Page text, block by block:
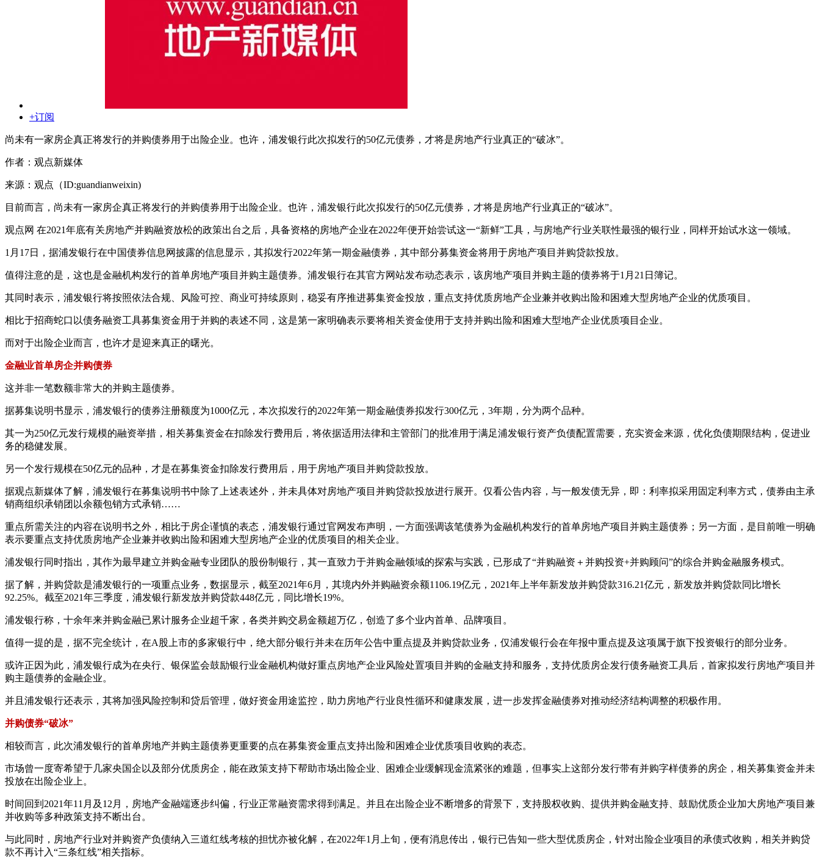
+订阅
尚未有一家房企真正将发行的并购债券用于出险企业。也许，浦发银行此次拟发行的50亿元债券，才将是房地产行业真正的“破冰”。
作者：观点新媒体
来源：观点（ID:guandianweixin)
目前而言，尚未有一家房企真正将发行的并购债券用于出险企业。也许，浦发银行此次拟发行的50亿元债券，才将是房地产行业真正的“破冰”。
观点网 在2021年底有关房地产并购融资放松的政策出台之后，具备资格的房地产企业在2022年便开始尝试这一“新鲜”工具，与房地产行业关联性最强的银行业，同样开始试水这一领域。
1月17日，据浦发银行在中国债券信息网披露的信息显示，其拟发行2022年第一期金融债券，其中部分募集资金将用于房地产项目并购贷款投放。
值得注意的是，这也是金融机构发行的首单房地产项目并购主题债券。浦发银行在其官方网站发布动态表示，该房地产项目并购主题的债券将于1月21日簿记。
其同时表示，浦发银行将按照依法合规、风险可控、商业可持续原则，稳妥有序推进募集资金投放，重点支持优质房地产企业兼并收购出险和困难大型房地产企业的优质项目。
相比于招商蛇口以债务融资工具募集资金用于并购的表述不同，这是第一家明确表示要将相关资金使用于支持并购出险和困难大型地产企业优质项目企业。
而对于出险企业而言，也许才是迎来真正的曙光。
金融业首单房企并购债券
这并非一笔数额非常大的并购主题债券。
据募集说明书显示，浦发银行的债券注册额度为1000亿元，本次拟发行的2022年第一期金融债券拟发行300亿元，3年期，分为两个品种。
其一为250亿元发行规模的融资举措，相关募集资金在扣除发行费用后，将依据适用法律和主管部门的批准用于满足浦发银行资产负债配置需要，充实资金来源，优化负债期限结构，促进业
务的稳健发展。
另一个发行规模在50亿元的品种，才是在募集资金扣除发行费用后，用于房地产项目并购贷款投放。
据观点新媒体了解，浦发银行在募集说明书中除了上述表述外，并未具体对房地产项目并购贷款投放进行展开。仅看公告内容，与一般发债无异，即：利率拟采用固定利率方式，债券由主承
销商组织承销团以余额包销方式承销……
重点所需关注的内容在说明书之外，相比于房企谨慎的表态，浦发银行通过官网发布声明，一方面强调该笔债券为金融机构发行的首单房地产项目并购主题债券；另一方面，是目前唯一明确
表示要重点支持优质房地产企业兼并收购出险和困难大型房地产企业的优质项目的相关企业。
浦发银行同时指出，其作为最早建立并购金融专业团队的股份制银行，其一直致力于并购金融领域的探索与实践，已形成了“并购融资＋并购投资+并购顾问”的综合并购金融服务模式。
据了解，并购贷款是浦发银行的一项重点业务，数据显示，截至2021年6月，其境内外并购融资余额1106.19亿元，2021年上半年新发放并购贷款316.21亿元，新发放并购贷款同比增长
92.25%。截至2021年三季度，浦发银行新发放并购贷款448亿元，同比增长19%。
浦发银行称，十余年来并购金融已累计服务企业超千家，各类并购交易金额超万亿，创造了多个业内首单、品牌项目。
值得一提的是，据不完全统计，在A股上市的多家银行中，绝大部分银行并未在历年公告中重点提及并购贷款业务，仅浦发银行会在年报中重点提及这项属于旗下投资银行的部分业务。
或许正因为此，浦发银行成为在央行、银保监会鼓励银行业金融机构做好重点房地产企业风险处置项目并购的金融支持和服务，支持优质房企发行债务融资工具后，首家拟发行房地产项目并
购主题债券的金融企业。
并且浦发银行还表示，其将加强风险控制和贷后管理，做好资金用途监控，助力房地产行业良性循环和健康发展，进一步发挥金融债券对推动经济结构调整的积极作用。
并购债券“破冰”
相较而言，此次浦发银行的首单房地产并购主题债券更重要的点在募集资金重点支持出险和困难企业优质项目收购的表态。
市场曾一度寄希望于几家央国企以及部分优质房企，能在政策支持下帮助市场出险企业、困难企业缓解现金流紧张的难题，但事实上这部分发行带有并购字样债券的房企，相关募集资金并未
投放在出险企业上。
时间回到2021年11月及12月，房地产金融端逐步纠偏，行业正常融资需求得到满足。并且在出险企业不断增多的背景下，支持股权收购、提供并购金融支持、鼓励优质企业加大房地产项目兼
并收购等多种政策支持不断出台。
与此同时，房地产行业对并购资产负债纳入三道红线考核的担忧亦被化解，在2022年1月上旬，便有消息传出，银行已告知一些大型优质房企，针对出险企业项目的承债式收购，相关并购贷
款不再计入“三条红线”相关指标。